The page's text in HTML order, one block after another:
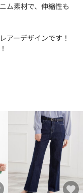
ム素材で、伸縮性も
アーデザインです！